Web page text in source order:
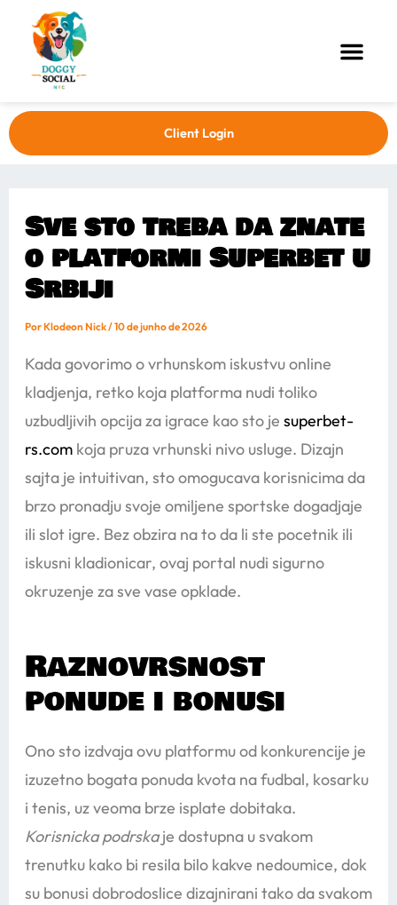
Client Login
Sve sto treba da znate
o platformi Superbet u
Srbiji
PorKlodeon Nick/10 de junho de 2026
Kada govorimo o vrhunskom iskustvu online
kladjenja, retko koja platforma nudi toliko
uzbudljivih opcija za igrace kao sto je superbet-
rs.comkoja pruza vrhunski nivo usluge. Dizajn
sajta je intuitivan, sto omogucava korisnicima da
brzo pronadju svoje omiljene sportske dogadjaje
ili slot igre. Bez obzira na to da li ste pocetnik ili
iskusni kladionicar, ovaj portal nudi sigurno
okruzenje za sve vase opklade.
Raznovrsnost
ponude i bonusi
Ono sto izdvaja ovu platformu od konkurencije je
izuzetno bogata ponuda kvota na fudbal, kosarku
i tenis, uz veoma brze isplate dobitaka.
Korisnicka podrskaje dostupna u svakom
trenutku kako bi resila bilo kakve nedoumice, dok
su bonusi dobrodoslice dizajnirani tako da svakom
navigation